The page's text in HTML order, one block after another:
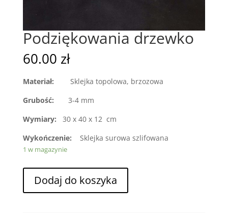
Podziękowania drzewko
60.00 zł
Materiał:
Sklejka topolowa, brzozowa
Grubość: 3-4 mm
Wymiary:
30 x 40 x 12 cm
Wykończenie:
Sklejka surowa szlifowana
1 w magazynie
Podziękowania
drzewko
Dodaj do koszyka